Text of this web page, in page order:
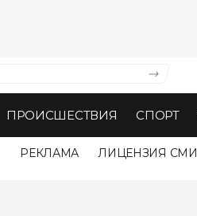
ПРОИСШЕСТВИЯ СПОРТ
РЕКЛАМА ЛИЦЕНЗИЯ СМИ